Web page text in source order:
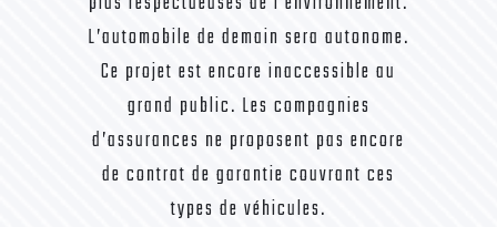
L’automobile de demain sera autonome.
Ce projet est encore inaccessible au
grand public. Les compagnies
d’assurances ne proposent pas encore
de contrat de garantie couvrant ces
types de véhicules.